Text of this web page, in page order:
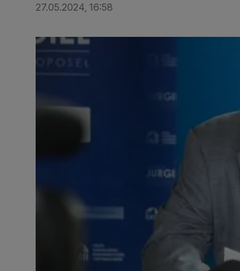
27.05.2024, 16:58